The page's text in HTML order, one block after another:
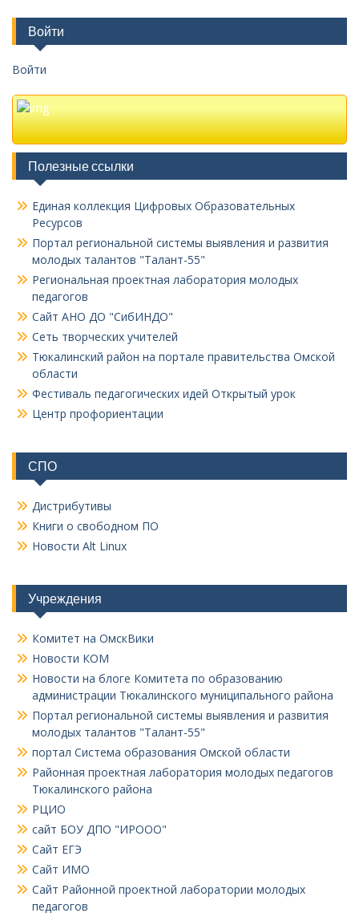
Войти
Войти
Полезные ссылки
Единая коллекция Цифровых Образовательных
Ресурсов
Портал региональной системы выявления и развития
молодых талантов "Талант-55"
Региональная проектная лаборатория молодых
педагогов
Сайт АНО ДО "СибИНДО"
Сеть творческих учителей
Тюкалинский район на портале правительства Омской
области
Фестиваль педагогических идей Открытый урок
Центр профориентации
СПО
Дистрибутивы
Книги о свободном ПО
Новости Alt Linux
Учреждения
Комитет на ОмскВики
Новости КОМ
Новости на блоге Комитета по образованию
администрации Тюкалинского муниципального района
Портал региональной системы выявления и развития
молодых талантов "Талант-55"
портал Система образования Омской области
Районная проектная лаборатория молодых педагогов
Тюкалинского района
РЦИО
сайт БОУ ДПО "ИРООО"
Сайт ЕГЭ
Сайт ИМО
Сайт Районной проектной лаборатории молодых
педагогов